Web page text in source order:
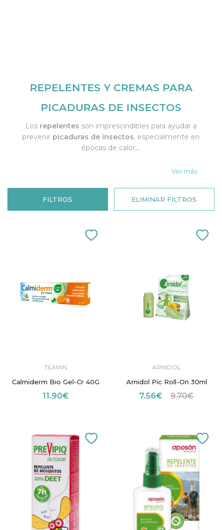
REPELENTES Y CREMAS PARA
PICADURAS DE INSECTOS
Los repelentes son imprescindibles para ayudar a
prevenir picaduras de insectos, especialmente en
épocas de calor,...
Ver más
FILTROS ELIMINAR FILTROS
TILMAN
Calmiderm Bio Gel-Cr 40G
11.90€
ARNIDOL
Arnidol Pic Roll-On 30ml
7.56€ 9.70€